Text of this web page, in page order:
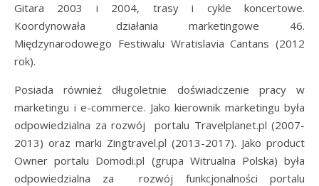
Gitara 2003 i 2004, trasy i cykle koncertowe.
Koordynowała działania marketingowe 46.
Międzynarodowego Festiwalu Wratislavia Cantans (2012
rok).
Posiada również długoletnie doświadczenie pracy w
marketingu i e-commerce. Jako kierownik marketingu była
odpowiedzialna za rozwój portalu Travelplanet.pl (2007-
2013) oraz marki Zingtravel.pl (2013-2017). Jako product
Owner portalu Domodi.pl (grupa Witrualna Polska) była
odpowiedzialna za rozwój funkcjonalności portalu